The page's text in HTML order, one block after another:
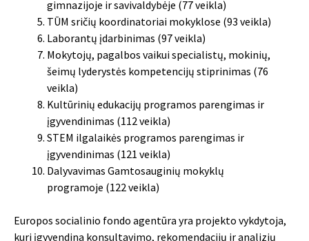
gimnazijoje ir savivaldybėje (77 veikla)
TŪM sričių koordinatoriai mokyklose (93 veikla)
Laborantų įdarbinimas (97 veikla)
Mokytojų, pagalbos vaikui specialistų, mokinių,
šeimų lyderystės kompetencijų stiprinimas (76
veikla)
Kultūrinių edukacijų programos parengimas ir
įgyvendinimas (112 veikla)
STEM ilgalaikės programos parengimas ir
įgyvendinimas (121 veikla)
Dalyvavimas Gamtosauginių mokyklų
programoje (122 veikla)
Europos socialinio fondo agentūra yra projekto vykdytoja,
kuri įgyvendina konsultavimo, rekomendacijų ir analizių